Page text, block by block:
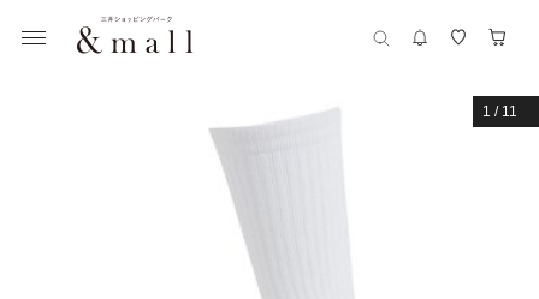
1 / 11